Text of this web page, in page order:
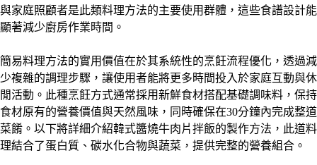
與家庭照顧者是此類料理方法的主要使用群體，這些食譜設計能
顯著減少廚房作業時間。
簡易料理方法的實用價值在於其系統性的烹飪流程優化，透過減
少複雜的調理步驟，讓使用者能將更多時間投入於家庭互動與休
閒活動。此種烹飪方式通常採用新鮮食材搭配基礎調味料，保持
食材原有的營養價值與天然風味，同時確保在30分鐘內完成整道
菜餚。以下將詳細介紹韓式醬燒牛肉片拌飯的製作方法，此道料
理結合了蛋白質、碳水化合物與蔬菜，提供完整的營養組合。